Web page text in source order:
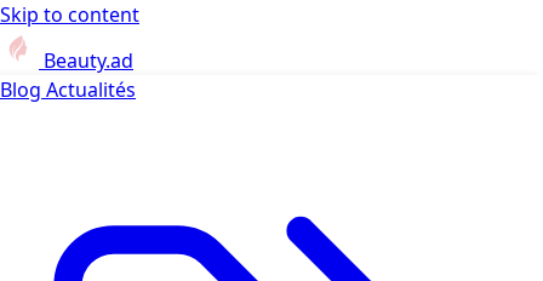
Skip to content
Beauty.ad
Blog Actualités